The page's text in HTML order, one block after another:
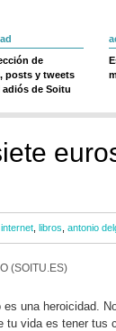
de
posts y tweets
adiós de Soitu
internet libros antonio
(SOITU.ES)
es una heroicidad.
tu vida es tener tus